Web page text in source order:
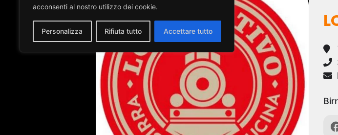
acconsenti al nostro utilizzo dei cookie.
Personalizza Rifiuta tutto Accettare tutto